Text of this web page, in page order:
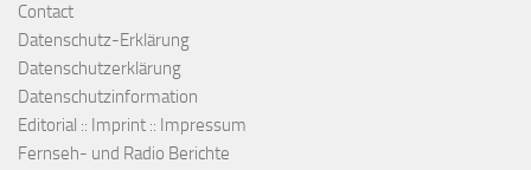
Contact
Datenschutz-Erklärung
Datenschutzerklärung
Datenschutzinformation
Editorial :: Imprint :: Impressum
Fernseh- und Radio Berichte